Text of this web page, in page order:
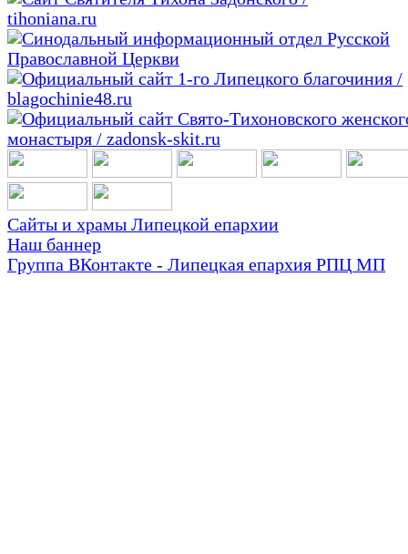
Сайты и храмы Липецкой епархии
Наш баннер
Группа ВКонтакте - Липецкая епархия РПЦ МП